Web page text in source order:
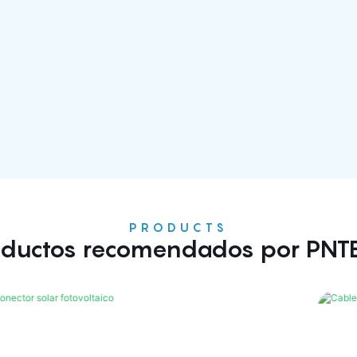
PRODUCTS
recomendados por